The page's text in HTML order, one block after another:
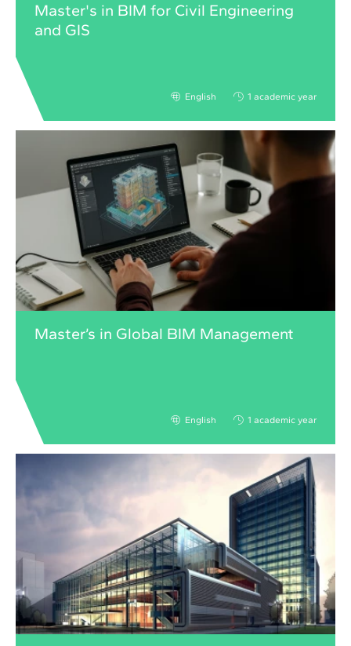
Master's in BIM for Civil Engineering
and GIS
English 1 academic year
Master’s in Global BIM Management
English 1 academic year